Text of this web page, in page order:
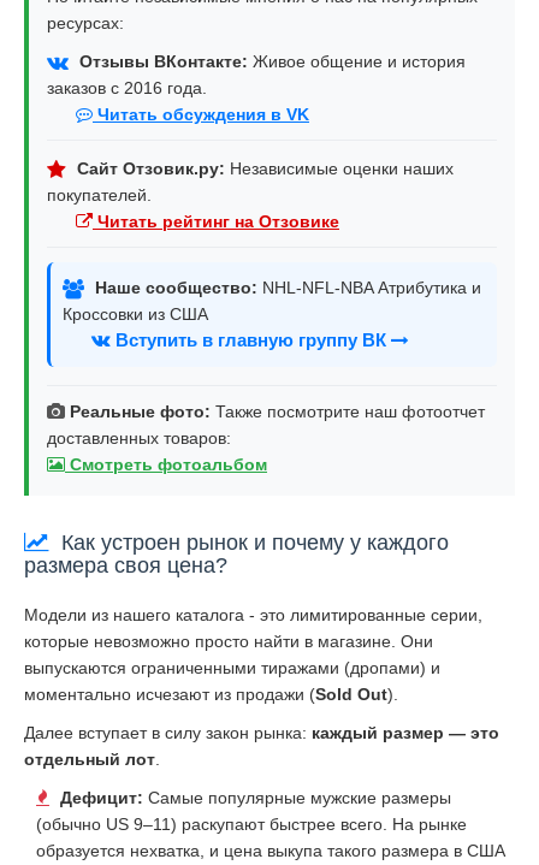
ресурсах:
Отзывы ВКонтакте: Живое общение и история
заказов с 2016 года.
Читать обсуждения в VK
Сайт Отзовик.ру: Независимые оценки наших
покупателей.
Читать рейтинг на Отзовике
Наше сообщество: NHL-NFL-NBA Атрибутика и
Кроссовки из США
Вступить в главную группу ВК
Реальные фото: Также посмотрите наш фотоотчет
доставленных товаров:
Смотреть фотоальбом
Как устроен рынок и почему у каждого
размера своя цена?
Модели из нашего каталога - это лимитированные серии,
которые невозможно просто найти в магазине. Они
выпускаются ограниченными тиражами (дропами) и
моментально исчезают из продажи (Sold Out).
Далее вступает в силу закон рынка: каждый размер — это
отдельный лот
Дефицит: Самые популярные мужские размеры
(обычно US 9–11) раскупают быстрее всего. На рынке
образуется нехватка, и цена выкупа такого размера в США